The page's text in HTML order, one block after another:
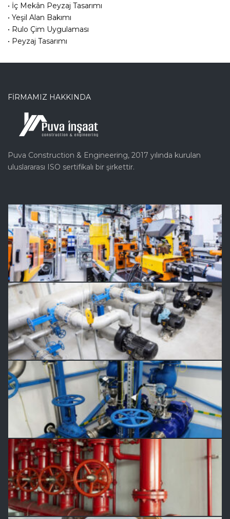
• İç Mekân Peyzaj Tasarımı
• Yeşil Alan Bakımı
• Rulo Çim Uygulaması
• Peyzaj Tasarımı
FİRMAMIZ HAKKINDA
Puva Construction & Engineering, 2017 yılında kurulan
uluslararası ISO sertifikalı bir şirkettir.